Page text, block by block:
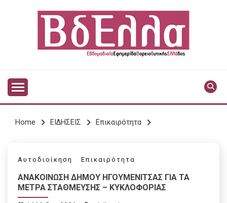
VDELLA
Home ΕΙΔΗΣΕΙΣ Επικαιρότητα
Αυτοδιοίκηση Επικαιρότητα
ΑΝΑΚΟΙΝΩΣΗ ΔΗΜΟΥ ΗΓΟΥΜΕΝΙΤΣΑΣ ΓΙΑ ΤΑ
ΜΕΤΡΑ ΣΤΑΘΜΕΥΣΗΣ – ΚΥΚΛΟΦΟΡΙΑΣ